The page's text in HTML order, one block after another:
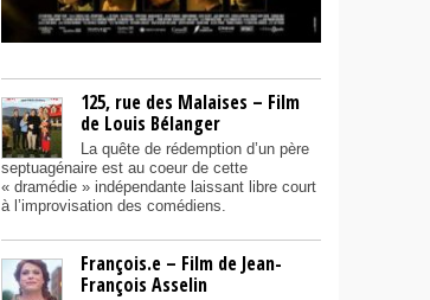
125, rue des Malaises – Film
de Louis Bélanger
La quête de rédemption d’un père
septuagénaire est au coeur de cette
« dramédie » indépendante laissant libre court
à l’improvisation des comédiens.
François.e – Film de Jean-
François Asselin